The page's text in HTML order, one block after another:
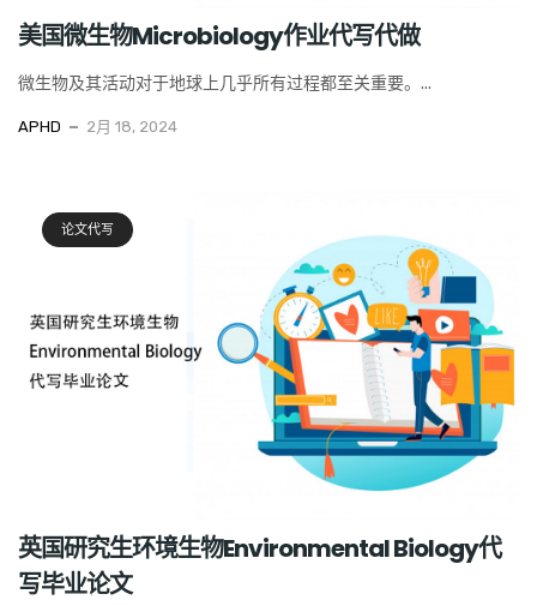
美国微生物Microbiology作业代写代做
微生物及其活动对于地球上几乎所有过程都至关重要。...
APHD 2月 18, 2024
论文代写
英国研究生环境生物Environmental Biology代
写毕业论文